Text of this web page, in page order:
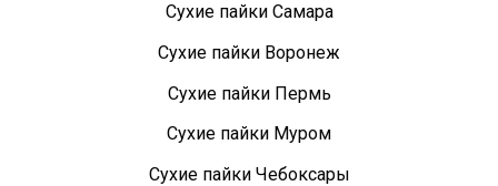
Сухие пайки Самара
Сухие пайки Воронеж
Сухие пайки Пермь
Сухие пайки Муром
Сухие пайки Чебоксары